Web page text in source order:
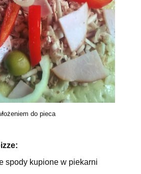
do pieca
spody kupione w piekarni